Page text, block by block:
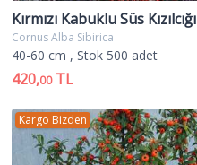
Kırmızı Kabuklu Süs Kızılcığı
Cornus Alba Sibirica
40-60 cm , Stok 500 adet
420,00TL
Kargo Bizden